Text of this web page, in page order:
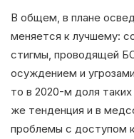
В общем, в плане
меняется к лучшему:
стигмы, проводящей
осуждением и
то в 2020-м доля
же тенденция и в
проблемы с доступом